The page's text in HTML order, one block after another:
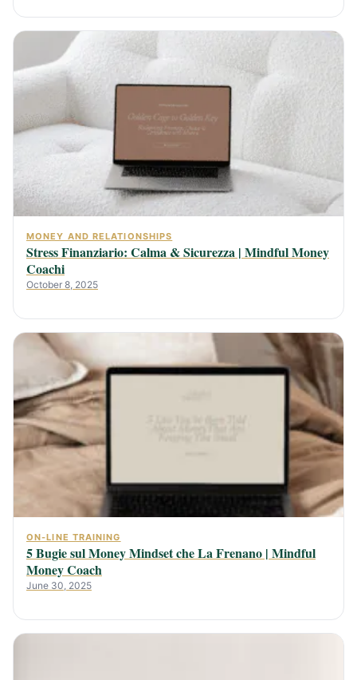
MONEY AND RELATIONSHIPS
Stress Finanziario: Calma & Sicurezza | Mindful Money
Coachi
October 8, 2025
ON-LINE TRAINING
5 Bugie sul Money Mindset che La Frenano | Mindful
Money Coach
June 30, 2025